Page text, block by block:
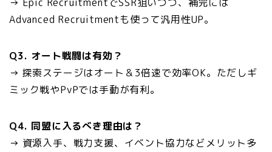
Advanced Recruitmentも使って汎用性UP。
Q3. オート戦闘は有効？
→ 探索ステージはオート＆3倍速で効率OK。ただしギ
ミック戦やPvPでは手動が有利。
Q4. 同盟に入るべき理由は？
→ 資源入手、戦力支援、イベント協力などメリット多